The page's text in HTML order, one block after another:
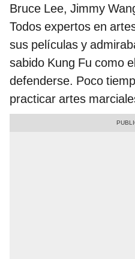
Bruce Lee, Jimmy
Todos expertos en
sus películas y
sabido Kung Fu como
defenderse. Poco
practicar artes